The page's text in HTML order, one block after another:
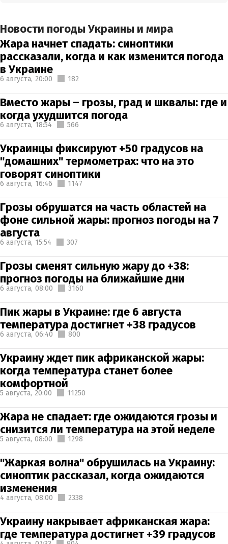
Новости погоды Украины и мира
Жара начнет спадать: синоптики
рассказали, когда и как изменится погода
в Украине
6 августа, 20:00 182
Вместо жары – грозы, град и шквалы: где и
когда ухудшится погода
6 августа, 18:54 566
Украинцы фиксируют +50 градусов на
"домашних" термометрах: что на это
говорят синоптики
6 августа, 16:46 1147
Грозы обрушатся на часть областей на
фоне сильной жары: прогноз погоды на 7
августа
6 августа, 15:54 307
Грозы сменят сильную жару до +38:
прогноз погоды на ближайшие дни
6 августа, 08:00 3160
Пик жары в Украине: где 6 августа
температура достигнет +38 градусов
6 августа, 06:40 800
Украину ждет пик африканской жары:
когда температура станет более
комфортной
5 августа, 20:00 11250
Жара не спадает: где ожидаются грозы и
снизится ли температура на этой неделе
5 августа, 08:00 1298
"Жаркая волна" обрушилась на Украину:
синоптик рассказал, когда ожидаются
изменения
4 августа, 08:00 2338
Украину накрывает африканская жара:
где температура достигнет +39 градусов